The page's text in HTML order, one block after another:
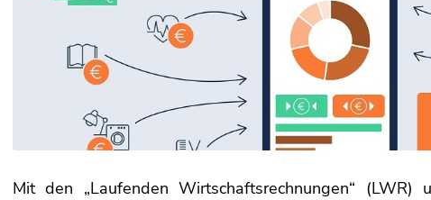
Mit den „Laufenden Wirtschaftsrechnungen“ (LWR)